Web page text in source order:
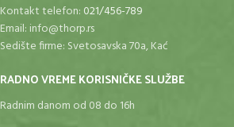
Kontakt telefon: 021/456-789
Email: info@thorp.rs
Sedište firme: Svetosavska 70a, Kać
RADNO VREME KORISNIČKE SLUŽBE
Radnim danom od 08 do 16h